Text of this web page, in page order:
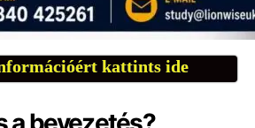
kattints ide